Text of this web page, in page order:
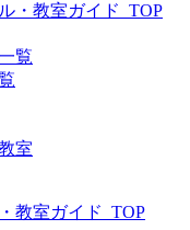
・教室ガイド_TOP
覧
室
教室ガイド_TOP